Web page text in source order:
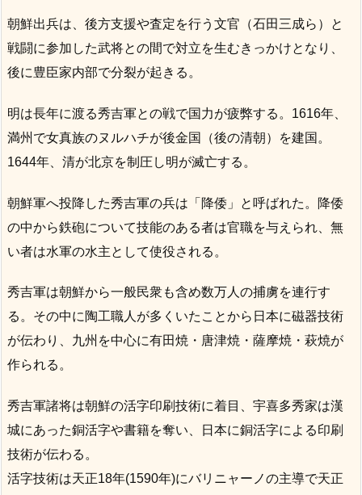
朝鮮出兵は、後方支援や査定を行う文官（石田三成ら）と
戦闘に参加した武将との間で対立を生むきっかけとなり、
後に豊臣家内部で分裂が起きる。
明は長年に渡る秀吉軍との戦で国力が疲弊する。1616年、
満州で女真族のヌルハチが後金国（後の清朝）を建国。
1644年、清が北京を制圧し明が滅亡する。
朝鮮軍へ投降した秀吉軍の兵は「降倭」と呼ばれた。降倭
の中から鉄砲について技能のある者は官職を与えられ、無
い者は水軍の水主として使役される。
秀吉軍は朝鮮から一般民衆も含め数万人の捕虜を連行す
る。その中に陶工職人が多くいたことから日本に磁器技術
が伝わり、九州を中心に有田焼・唐津焼・薩摩焼・萩焼が
作られる。
秀吉軍諸将は朝鮮の活字印刷技術に着目、宇喜多秀家は漢
城にあった銅活字や書籍を奪い、日本に銅活字による印刷
技術が伝わる。
活字技術は天正18年(1590年)にバリニャーノの主導で天正